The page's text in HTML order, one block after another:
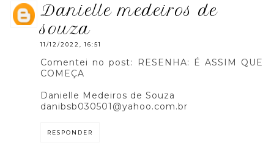
danielle medeiros de
souza
11/12/2022, 16:51
Comentei no post: RESENHA: É ASSIM QUE
COMEÇA
Danielle Medeiros de Souza
danibsb030501@yahoo.com.br
RESPONDER